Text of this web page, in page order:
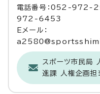
電話番号：052-972-
972-6453
Eメール：
スポーツ市民局
進課 人権企画担